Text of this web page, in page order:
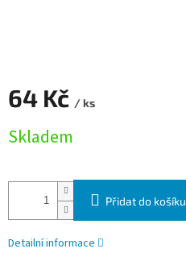
64 Kč / ks
Skladem
Přidat do košíku
Detailní informace